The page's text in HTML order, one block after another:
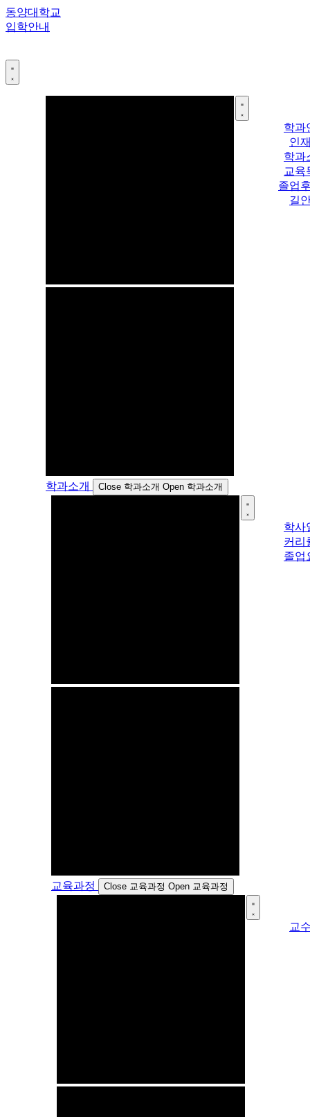
콘
텐
건
너
동양대학교
입학안내
학과소개 Close 학과소개 Open 학과소개
학과
인
학과
교육
졸업
길
교육과정 Close 교육과정 Open 교육과정
학사
커리
졸업
교